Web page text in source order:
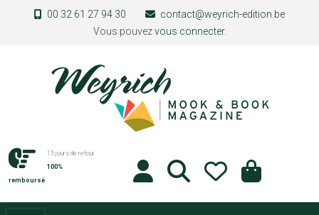
Aller au contenu principal
00 32 61 27 94 30
contact@weyrich-edition.be
Vous pouvezvous connecter.
15 jours de retour
100%
remboursé